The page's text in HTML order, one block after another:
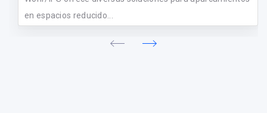
en espacios reducido...